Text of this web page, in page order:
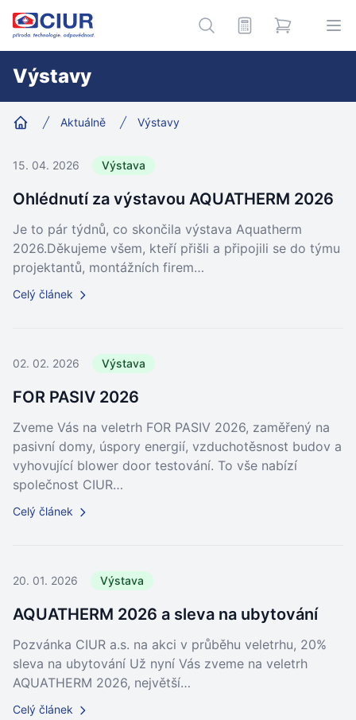
CIUR a.s.
Hledání
Kalkulacee-shop
Výstavy
Aktuálně Výstavy
15. 04. 2026 Výstava
Ohlédnutí za výstavou AQUATHERM 2026
Je to pár týdnů, co skončila výstava Aquatherm
2026.Děkujeme všem, kteří přišli a připojili se do týmu
projektantů, montážních firem…
Celý článek
02. 02. 2026 Výstava
FOR PASIV 2026
Zveme Vás na veletrh FOR PASIV 2026, zaměřený na
pasivní domy, úspory energií, vzduchotěsnost budov a
vyhovující blower door testování. To vše nabízí
společnost CIUR…
Celý článek
20. 01. 2026 Výstava
AQUATHERM 2026 a sleva na ubytování
Pozvánka CIUR a.s. na akci v průběhu veletrhu, 20%
sleva na ubytování Už nyní Vás zveme na veletrh
AQUATHERM 2026, největší…
Celý článek